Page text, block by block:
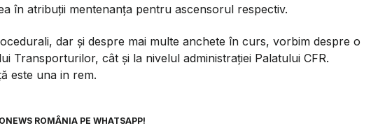
în atribuții mentenanța pentru ascensorul respectiv.
dar și despre mai multe anchete în curs, vorbim despre o
Transporturilor, cât și la nivelul administrației Palatului CFR.
este una in rem.
ROMÂNIA PE WHATSAPP!